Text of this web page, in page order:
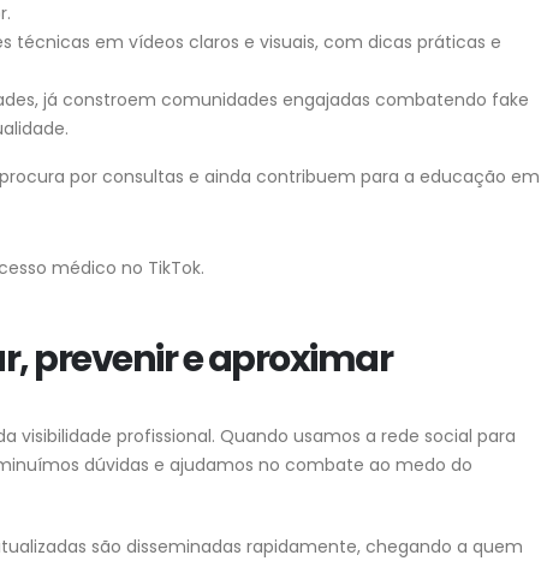
técnicas em vídeos claros e visuais, com dicas práticas e
já constroem comunidades engajadas combatendo fake
por consultas e ainda contribuem para a educação em
médico no TikTok.
prevenir e aproximar
visibilidade profissional. Quando usamos a rede social para
dúvidas e ajudamos no combate ao medo do
são disseminadas rapidamente, chegando a quem